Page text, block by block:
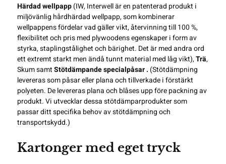
Härdad wellpapp(IW, Interwell är en patenterad produkt i
miljövänlig hårdhärdad wellpapp, som kombinerar
wellpappens fördelar vad gäller vikt, återvinning till 100 %,
flexibilitet och pris med plywoodens egenskaper i form av
styrka, staplingstålighet och bärighet. Det är med andra ord
ett extremt starkt men ändå tunnt material med låg vikt),Trä,
Skum samtStötdämpande specialpåsar . (Stötdämpning
levereras som påsar eller plana och tillverkade i förstärkt
polyeten. De levereras plana och blåses upp före packning av
produkt. Vi utvecklar dessa stötdämparprodukter som
passar ditt specifika behov av stötdämpning och
transportskydd.)
Kartonger med eget tryck